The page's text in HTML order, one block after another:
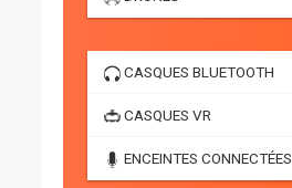
CASQUES BLUETOOTH
CASQUES VR
ENCEINTES CONNECTÉES